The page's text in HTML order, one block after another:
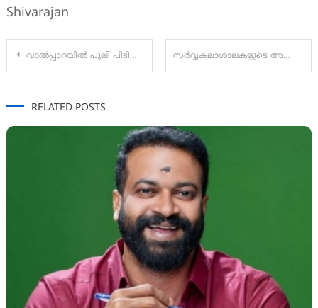
Shivarajan
Post
വാൽപ്പാറയിൽ പുലി പിടികൂടിയ 4 വയസുകാരിയുടെ മൃതദേഹം വീടിന് സമീപത്തെ തേയില തോട്ടത്തിൽ നിന്ന് കണ്ടെത്തി സർവ്വകലാശാലകളുടെ അക്കാദമിക സ്വാതന്ത്ര്യം ഉന്നത വിദ്യാഭ്യാസ കൗൺസിൽ ഇല്ലാതാക്കരുത്:
RELATED POSTS